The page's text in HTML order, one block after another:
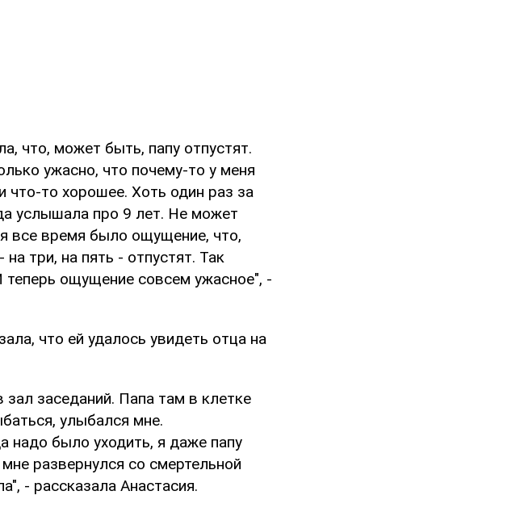
что, может быть, папу отпустят.
ужасно, что почему-то у меня
то хорошее. Хоть один раз за
услышала про 9 лет. Не может
все время было ощущение, что,
три, на пять - отпустят. Так
теперь ощущение совсем ужасное", -
что ей удалось увидеть отца на
заседаний. Папа там в клетке
улыбался мне.
надо было уходить, я даже папу
развернулся со смертельной
- рассказала Анастасия.